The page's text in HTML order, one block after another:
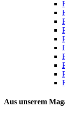
Aus unserem